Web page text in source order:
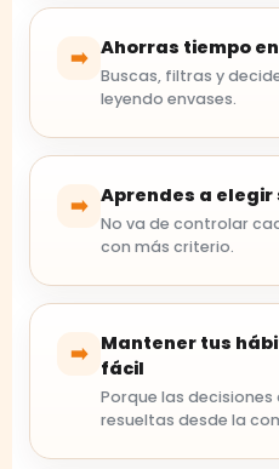
➡️ Ahorras tiempo
Buscas, filtras y
leyendo envases.
➡️ Aprendes a
No va de controlar
con más criterio.
➡️ Mantener tus
fácil
Porque las
resueltas desde la